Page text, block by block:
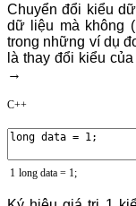
Chuyển đổi kiểu
dữ liệu mà không
trong những ví dụ
là thay đổi kiểu
→
C++
1 long data = 1 ;